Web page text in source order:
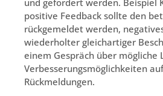
positive Feedback sollte den
rückgemeldet werden,
wiederholter gleichartiger
einem Gespräch über mögliche
Verbesserungsmöglichkeiten
Rückmeldungen.